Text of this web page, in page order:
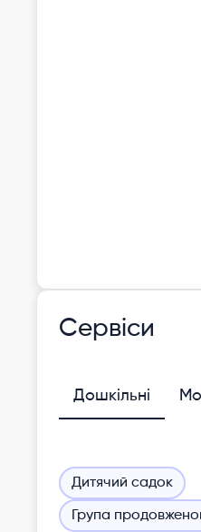
Сервіси
Дошкільні
Дитячий садок
Група